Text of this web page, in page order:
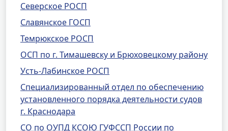
Северское РОСП
Славянское ГОСП
Темрюкское РОСП
ОСП по г. Тимашевску и Брюховецкому району
Усть-Лабинское РОСП
Специализированный отдел по обеспечению
установленного порядка деятельности судов
г. Краснодара
СО по ОУПД КСОЮ ГУФССП России по